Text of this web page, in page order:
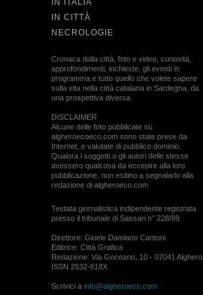
IN ITALIA
IN CITTÀ
NECROLOGIE
Cronaca dalla città, foto e video, curiosità,
approfondimenti, inchieste, gli eventi in
programma e tutto quello che volete sapere
sulla vita nella città catalana in Sardegna, da
una prospettiva diversa.
DISCLAIMER
Alcune delle foto pubblicate su
algheroecoeco.com sono state prese da
Internet, e valutate di pubblico dominio.
Qualora i soggetti o gli autori delle stesse
avessero qualcosa da eccepire alla loro
pubblicazione, non esitino a segnalarlo alla
redazione di algheroeco.com
Testata giornalistica indipendente registrata
presso il tribunale di Sassari n° 228/89
Direttore: Gioele Damiano Cantoni
Editrice: Città Grafica
Redazione: Via Goceano, 10 - 07041 Alghero
ISSN 2532-618X
Scrivici a info@algheroeco.com